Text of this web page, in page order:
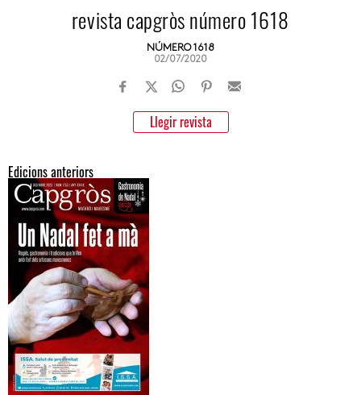
revista capgròs número 1618
NÚMERO 1618
02/07/2020
Llegir revista
Edicions anteriors